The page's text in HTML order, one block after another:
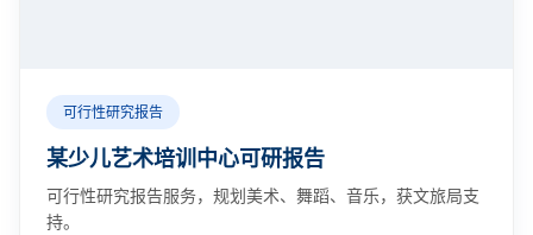
可行性研究报告
某少儿艺术培训中心可研报告
可行性研究报告服务，规划美术、舞蹈、音乐，获文旅局支
持。